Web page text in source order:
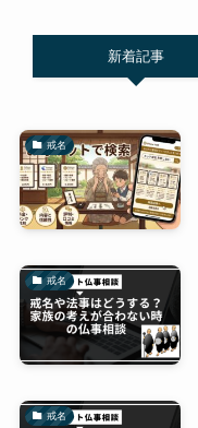
新着記事
戒名
戒名
戒名